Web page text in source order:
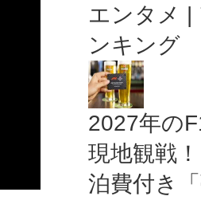
エンタメ |
ンキング
2027年の
現地観戦
泊費付き